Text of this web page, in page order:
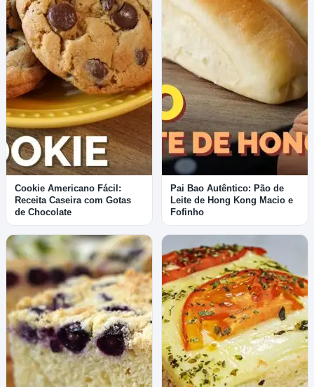
Cookie Americano Fácil:
Receita Caseira com Gotas
de Chocolate
Pai Bao Autêntico: Pão de
Leite de Hong Kong Macio e
Fofinho